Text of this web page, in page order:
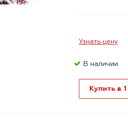
Узнать цену
В наличии
Купить в